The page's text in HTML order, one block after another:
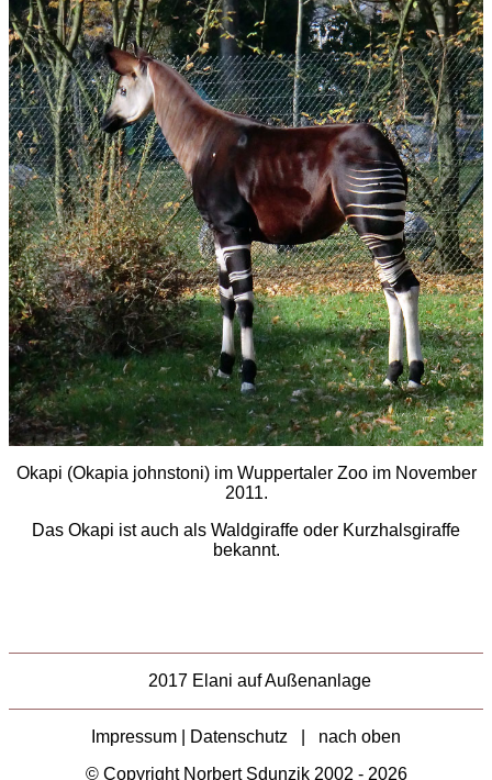
Okapi (Okapia johnstoni) im Wuppertaler Zoo im November
2011.
Das Okapi ist auch als Waldgiraffe oder Kurzhalsgiraffe
bekannt.
2017 Elani auf Außenanlage
Impressum | Datenschutz
nach oben
© Copyright Norbert Sdunzik 2002 - 2026